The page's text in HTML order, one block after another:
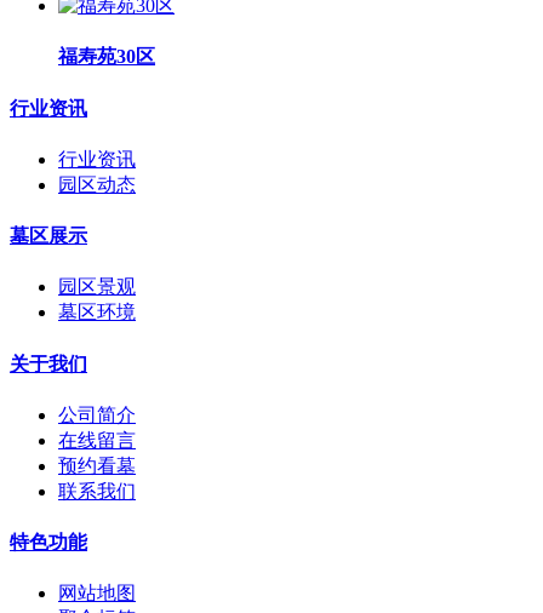
福寿苑30区
行业资讯
行业资讯
园区动态
墓区展示
园区景观
墓区环境
关于我们
公司简介
在线留言
预约看墓
联系我们
特色功能
网站地图